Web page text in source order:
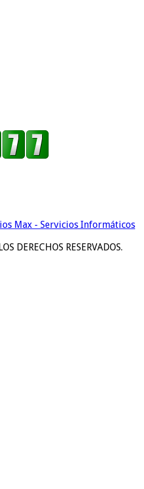
Max - Servicios Informáticos
DERECHOS RESERVADOS.